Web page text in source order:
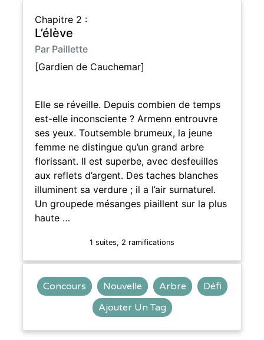
Chapitre 2 :
L’élève
Par Paillette
[Gardien de Cauchemar]
Elle se réveille. Depuis combien de temps
est-elle inconsciente ? Armenn entrouvre
ses yeux. Toutsemble brumeux, la jeune
femme ne distingue qu’un grand arbre
florissant. Il est superbe, avec desfeuilles
aux reflets d’argent. Des taches blanches
illuminent sa verdure ; il a l’air surnaturel.
Un groupede mésanges piaillent sur la plus
haute …
1 suites, 2 ramifications
Concours Nouvelle Arbre
Défi
Ajouter Un Tag